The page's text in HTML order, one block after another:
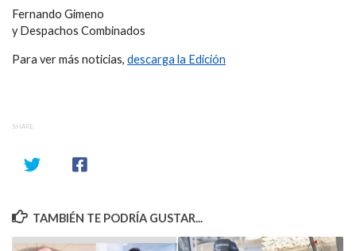
Fernando Gimeno
y Despachos Combinados
Para ver más noticias, descarga la Edición
SHARE
TAMBIÉN TE PODRÍA GUSTAR...